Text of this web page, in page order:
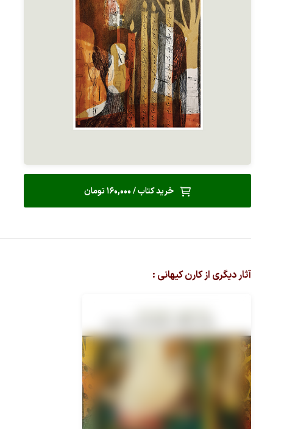
خرید کتاب / 160,000 تومان
آثار دیگری از کارن کیهانی :